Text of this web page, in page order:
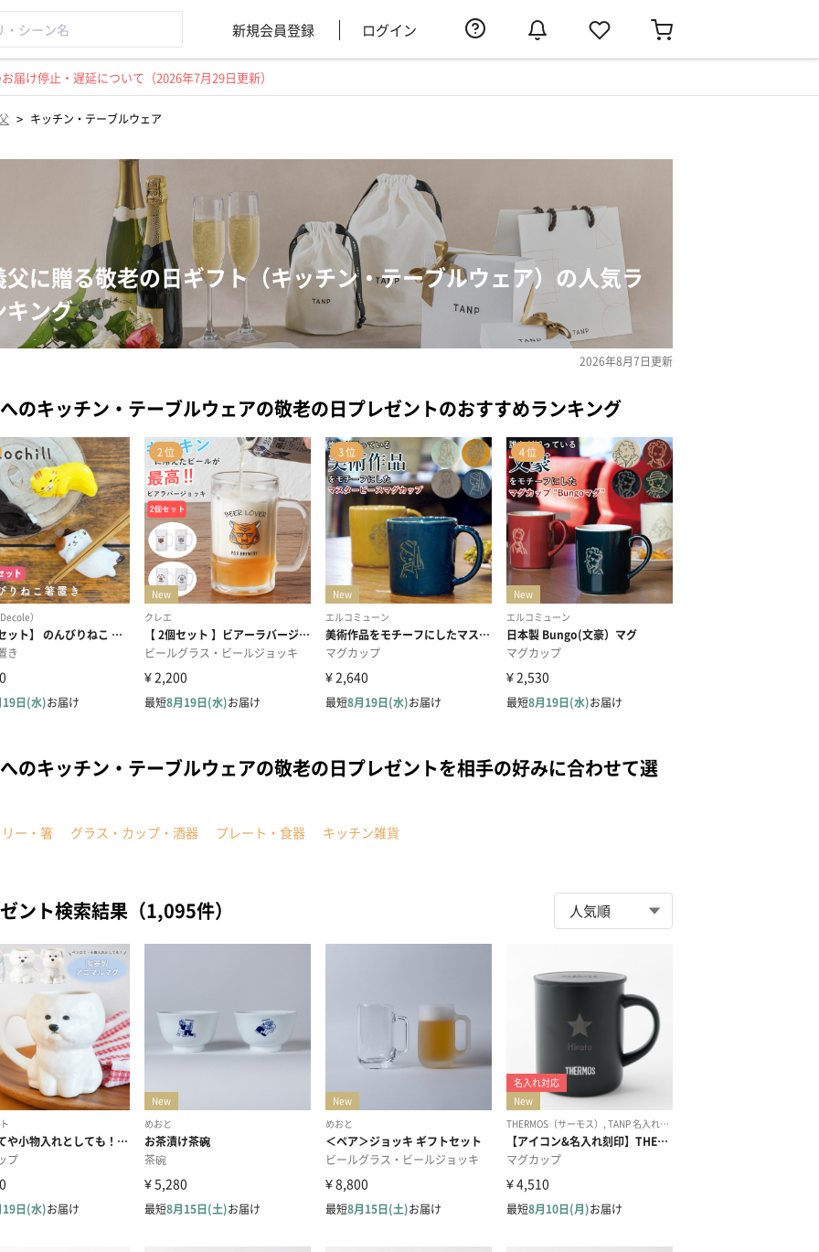
新規会員登録 ログイン
け停止・遅延について（2026年7月29日更新）
> キッチン・テーブルウェア
父に贈る敬老の日ギフト（キッチン・テーブルウェア）の人気ラ
キング
2026年8月7日更新
のキッチン・テーブルウェアの敬老の日プレゼントのおすすめランキング
のキッチン・テーブルウェアの敬老の日プレゼントを相手の好みに合わせて選
ー・箸 グラス・カップ・酒器 プレート・食器 キッチン雑貨
ント検索結果（1,095件）